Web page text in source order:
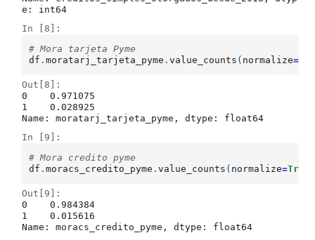
e: int64
In [8]:
# Mora tarjeta Pyme
df .moratarj_tarjeta_pyme .value_counts ( normalize=
Out[8]:
0    0.971075
1    0.028925
Name: moratarj_tarjeta_pyme, dtype: float64
In [9]:
# Mora credito pyme
df .moracs_credito_pyme .value_counts ( normalize=True
Out[9]:
0    0.984384
1    0.015616
Name: moracs_credito_pyme, dtype: float64